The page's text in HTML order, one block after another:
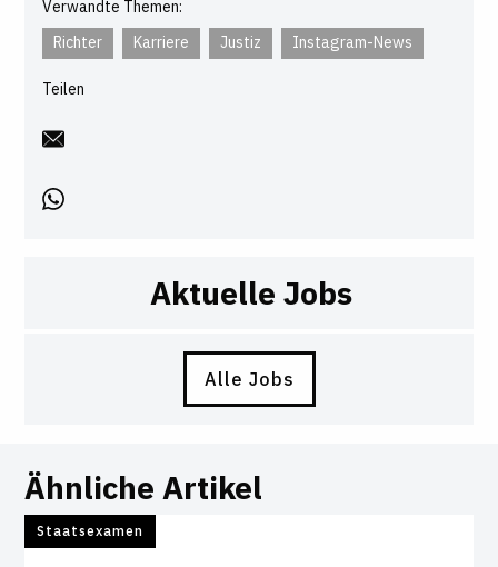
Verwandte Themen:
Richter
Karriere Justiz Instagram-News
Teilen
Aktuelle Jobs
Alle Jobs
Ähnliche Artikel
Staatsexamen